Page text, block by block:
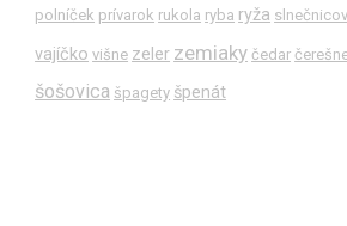
polníček prívarok rukola ryba ryža
vajíčko višne zeler zemiaky čedar
šošovica špagety špenát